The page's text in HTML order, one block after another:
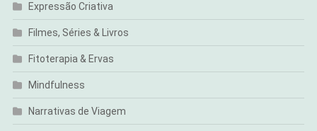
Expressão Criativa
Filmes, Séries & Livros
Fitoterapia & Ervas
Mindfulness
Narrativas de Viagem